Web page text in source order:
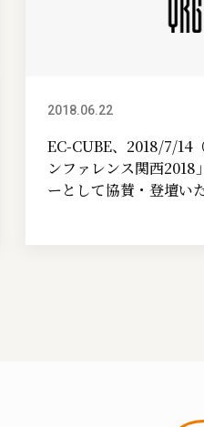
2018.06.22
EC-CUBE、2018/7/14
ンファレンス関西2018
ーとして協賛・登壇い